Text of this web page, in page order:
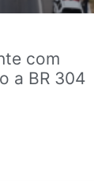
com
a BR 304